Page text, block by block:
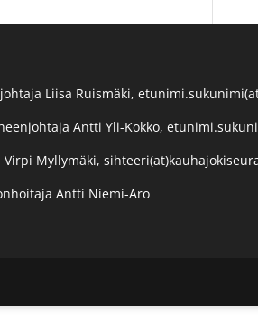
Liisa Ruismäki,
Antti Yli-Kokko,
Virpi Myllymäki,
Antti Niemi-Aro